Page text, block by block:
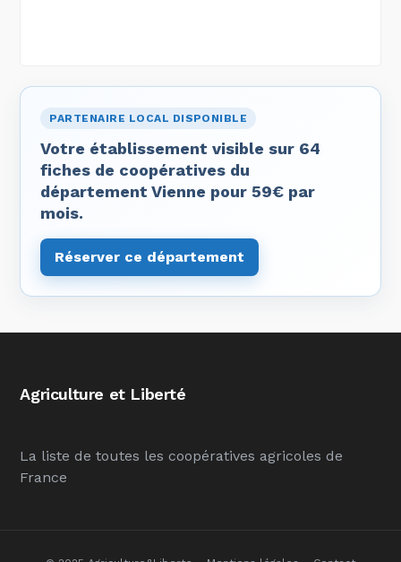
PARTENAIRE LOCAL DISPONIBLE
Votre établissement visible sur 64
fiches de coopératives du
département Vienne pour 59€ par
mois.
Réserver ce département
Agriculture et Liberté
La liste de toutes les coopératives agricoles de
France